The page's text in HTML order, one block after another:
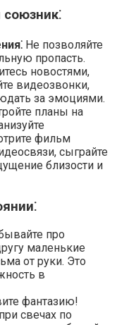
Не позволяйте
пропасть.​
новостями,
видеозвонки,
за эмоциями.​
планы на
фильм
сыграйте
близости и
про
маленькие
от руки.​ Это
в
фантазию!​
свечах по